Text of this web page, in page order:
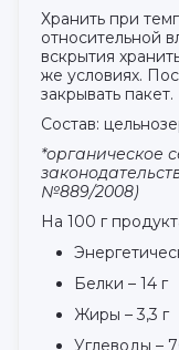
Хранить при
относительной
вскрытия
же условиях.
закрывать пакет.
Состав:
*органическое
№889/2008)
На 100 г
Белки – 14 г
Жиры – 3,3 г
Углеводы –